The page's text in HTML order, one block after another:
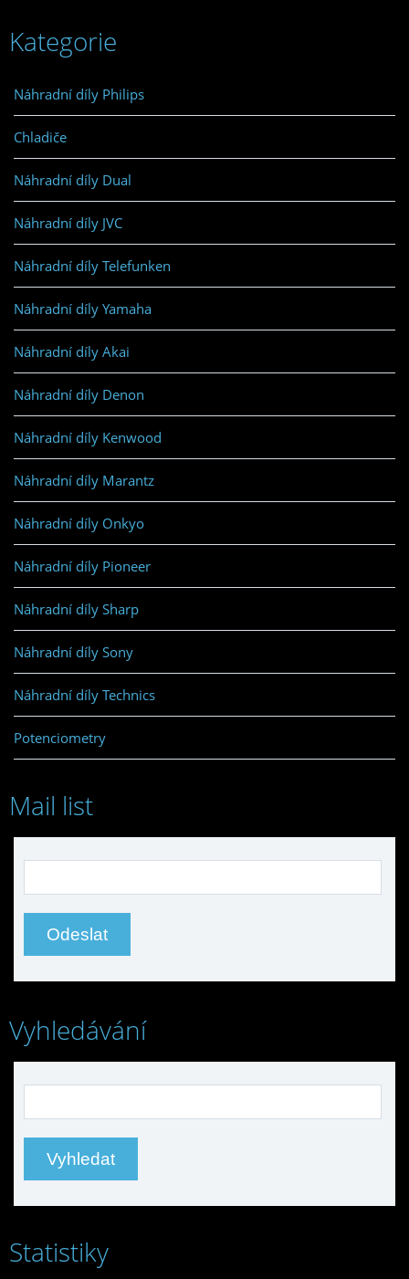
Kategorie
Náhradní díly Philips
Chladiče
Náhradní díly Dual
Náhradní díly JVC
Náhradní díly Telefunken
Náhradní díly Yamaha
Náhradní díly Akai
Náhradní díly Denon
Náhradní díly Kenwood
Náhradní díly Marantz
Náhradní díly Onkyo
Náhradní díly Pioneer
Náhradní díly Sharp
Náhradní díly Sony
Náhradní díly Technics
Potenciometry
Mail list
Vyhledávání
Statistiky